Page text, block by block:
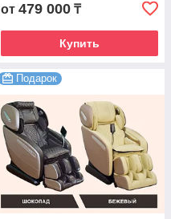
от 479 000 ₸
Купить
Подарок